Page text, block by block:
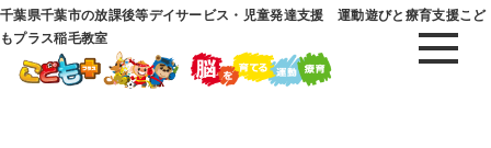
千葉県千葉市の放課後等デイサービス・児童発達支援 運動遊びと療育支援こど
もプラス稲毛教室